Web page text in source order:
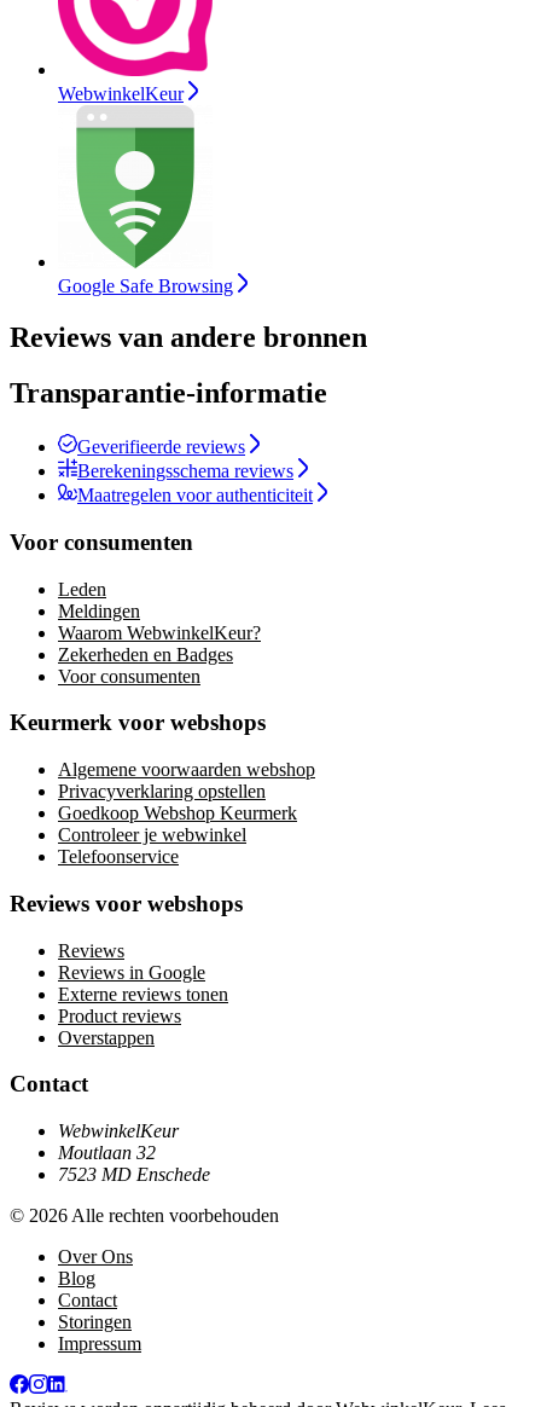
WebwinkelKeur
Google Safe Browsing
Reviews van andere bronnen
Transparantie-informatie
Geverifieerde reviews
Berekeningsschema reviews
Maatregelen voor authenticiteit
Voor consumenten
Leden
Meldingen
Waarom WebwinkelKeur?
Zekerheden en Badges
Voor consumenten
Keurmerk voor webshops
Algemene voorwaarden webshop
Privacyverklaring opstellen
Goedkoop Webshop Keurmerk
Controleer je webwinkel
Telefoonservice
Reviews voor webshops
Reviews
Reviews in Google
Externe reviews tonen
Product reviews
Overstappen
Contact
WebwinkelKeur
Moutlaan 32
7523 MD Enschede
© 2026 Alle rechten voorbehouden
Over Ons
Blog
Contact
Storingen
Impressum